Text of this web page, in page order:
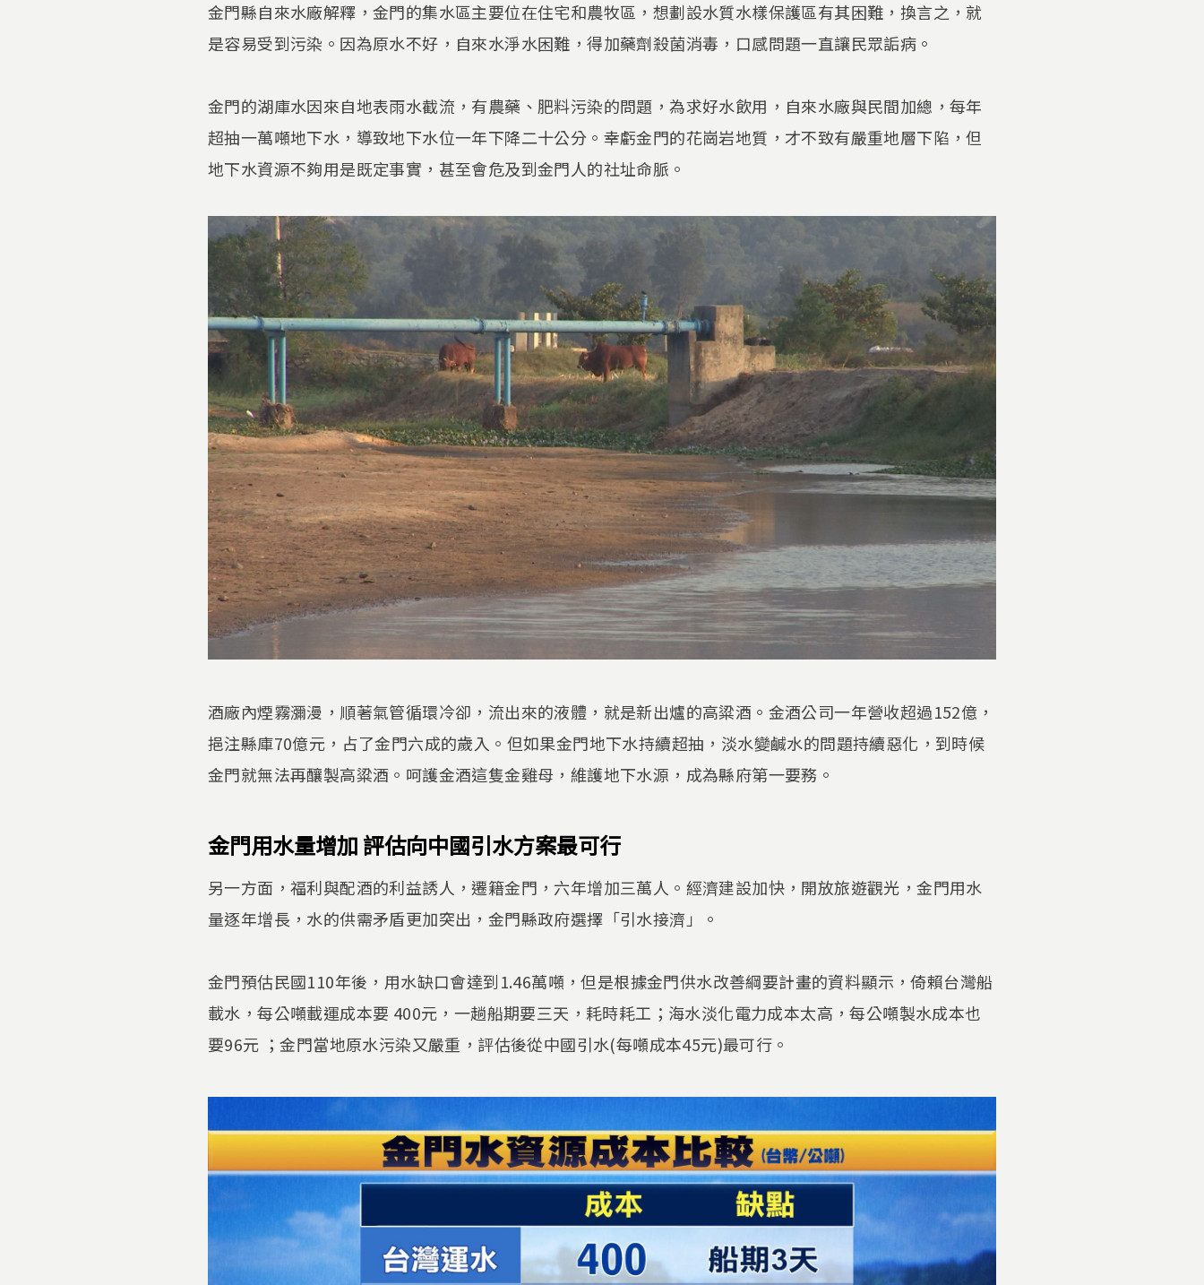
金門縣自來水廠解釋，金門的集水區主要位在住宅和農牧區，想劃設水質水樣保護區有其困難，換言之，就
是容易受到污染。因為原水不好，自來水淨水困難，得加藥劑殺菌消毒，口感問題一直讓民眾詬病。
金門的湖庫水因來自地表雨水截流，有農藥、肥料污染的問題，為求好水飲用，自來水廠與民間加總，每年
超抽一萬噸地下水，導致地下水位一年下降二十公分。幸虧金門的花崗岩地質，才不致有嚴重地層下陷，但
地下水資源不夠用是既定事實，甚至會危及到金門人的社址命脈。
酒廠內煙霧瀰漫，順著氣管循環冷卻，流出來的液體，就是新出爐的高粱酒。金酒公司一年營收超過152億，
挹注縣庫70億元，占了金門六成的歲入。但如果金門地下水持續超抽，淡水變鹹水的問題持續惡化，到時候
金門就無法再釀製高粱酒。呵護金酒這隻金雞母，維護地下水源，成為縣府第一要務。
金門用水量增加 評估向中國引水方案最可行
另一方面，福利與配酒的利益誘人，遷籍金門，六年增加三萬人。經濟建設加快，開放旅遊觀光，金門用水
量逐年增長，水的供需矛盾更加突出，金門縣政府選擇「引水接濟」。
金門預估民國110年後，用水缺口會達到1.46萬噸，但是根據金門供水改善綱要計畫的資料顯示，倚賴台灣船
載水，每公噸載運成本要 400元，一趟船期要三天，耗時耗工；海水淡化電力成本太高，每公噸製水成本也
要96元 ；金門當地原水污染又嚴重，評估後從中國引水(每噸成本45元)最可行。